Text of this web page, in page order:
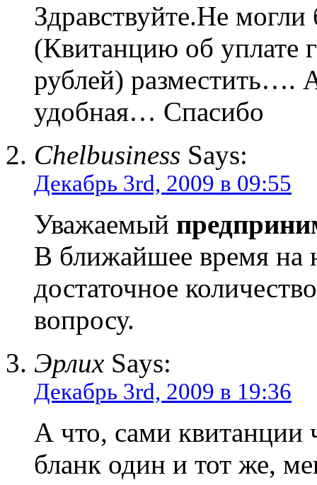
Здравствуйте.Не
(Квитанцию об уплате
рублей) разместить….
удобная… Спасибо
Chelbusiness Says:
Декабрь 3rd, 2009 в 09:55
Уважаемый
В ближайшее время на
достаточное
вопросу.
Эрлих Says:
Декабрь 3rd, 2009 в 19:36
А что, сами квитанции
бланк один и тот же,